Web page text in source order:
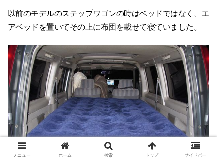
以前のモデルのステップワゴンの時はベッドではなく、エ
アベッドを置いてその上に布団を載せて寝ていました。
メニュー ホーム 検索 トップ サイドバー